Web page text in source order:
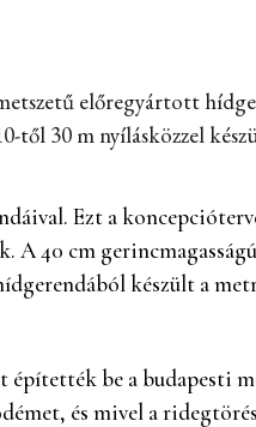
előregyártott
től 30 m nyílásközzel
Ezt a
A 40 cm
készült a
építették be a budapesti
és mivel a